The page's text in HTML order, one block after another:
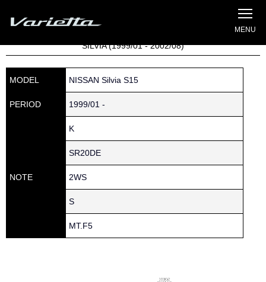
Home
Parts catalog
SILVIA (1999/01 - 2002/08)
MODEL NISSAN Silvia S15
PERIOD 1999/01 -
NOTE
K
SR20DE
2WS
S
MT.F5